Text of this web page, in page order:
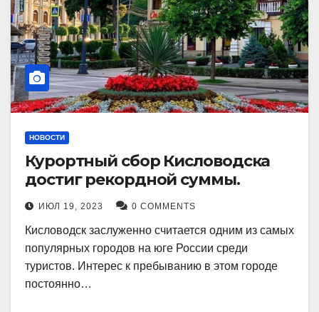
НОВОСТИ
Курортный сбор Кисловодска
достиг рекордной суммы.
ИЮЛ 19, 2023 0 COMMENTS
Кисловодск заслуженно считается одним из самых
популярных городов на юге России среди
туристов. Интерес к пребыванию в этом городе
постоянно…